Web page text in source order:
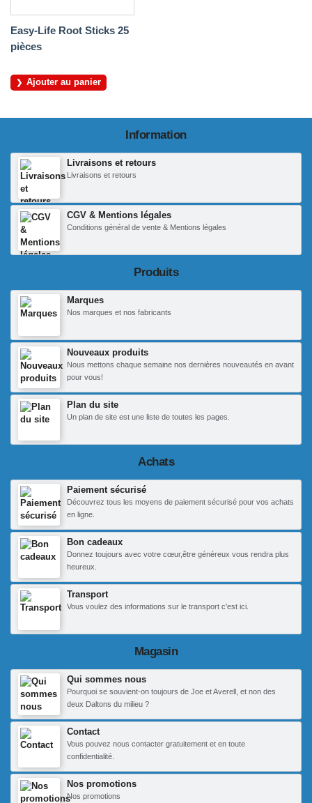
Easy-Life Root Sticks 25
pièces
Ajouter au panier
Information
Livraisons et retours
Livraisons et retours
CGV & Mentions légales
Conditions général de vente & Mentions légales
Produits
Marques
Nos marques et nos fabricants
Nouveaux produits
Nous mettons chaque semaine nos dernières nouveautés en avant
pour vous!
Plan du site
Un plan de site est une liste de toutes les pages.
Achats
Paiement sécurisé
Découvrez tous les moyens de paiement sécurisé pour vos achats
en ligne.
Bon cadeaux
Donnez toujours avec votre cœur,être généreux vous rendra plus
heureux.
Transport
Vous voulez des informations sur le transport c'est ici.
Magasin
Qui sommes nous
Pourquoi se souvient-on toujours de Joe et Averell, et non des
deux Daltons du milieu ?
Contact
Vous pouvez nous contacter gratuitement et en toute
confidentialité.
Nos promotions
Nos promotions